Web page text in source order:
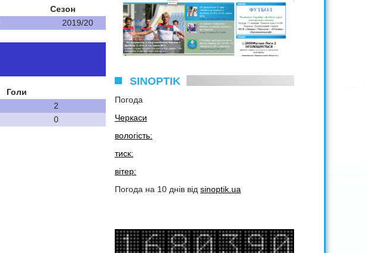
Сезон
2019/20
Голи
2
0
SINOPTIK
Погода
Черкаси
вологість:
тиск:
вітер:
Погода на 10 днів від sinoptik.ua